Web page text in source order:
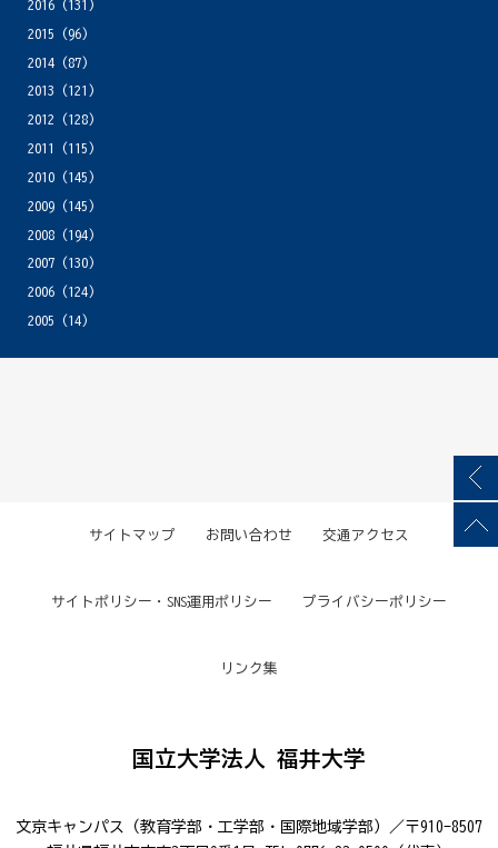
2016(131)
2015 (96)
2014(87)
2013 (121)
2012 (128)
2011
(115)
2010(145)
2009(145)
2008(194)
2007(130)
2006(124)
2005 (14)
サイトマップ お問い合わせ 交通アクセス
サイトポリシー・SNS運用ポリシー プライバシーポリシー
リンク集
国立大学法人 福井大学
文京キャンパス（教育学部・工学部・国際地域学部）／〒910-8507